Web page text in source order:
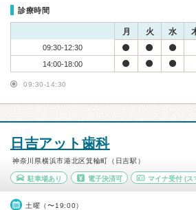
診療時間
月 火 水
09:30-12:30
14:00-18:00
09:30-14:30
日吉アット歯科
神奈川県横浜市港北区箕輪町（日吉駅）
駐車場あり 電子決済可 マイナ受付 (ス
土曜（〜19:00）